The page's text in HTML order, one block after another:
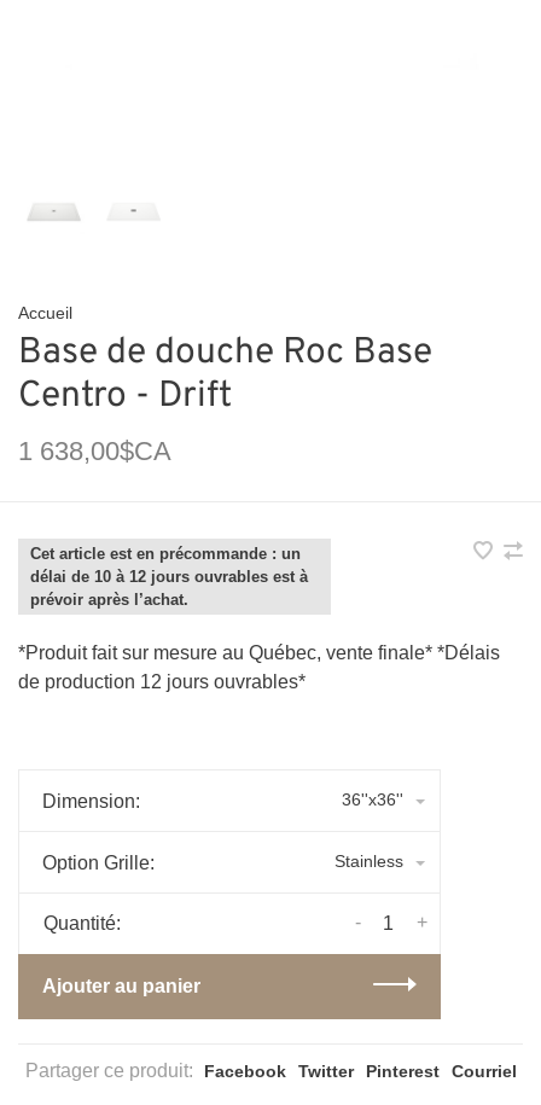
Accueil
Base de douche Roc Base
Centro - Drift
1 638,00$CA
Cet article est en précommande : un
délai de 10 à 12 jours ouvrables est à
prévoir après l’achat.
*Produit fait sur mesure au Québec, vente finale* *Délais
de production 12 jours ouvrables*
Dimension: 36''x36''
Option Grille: Stainless
Quantité: +
-
Ajouter au panier
Partager ce produit: Facebook Twitter Pinterest Courriel